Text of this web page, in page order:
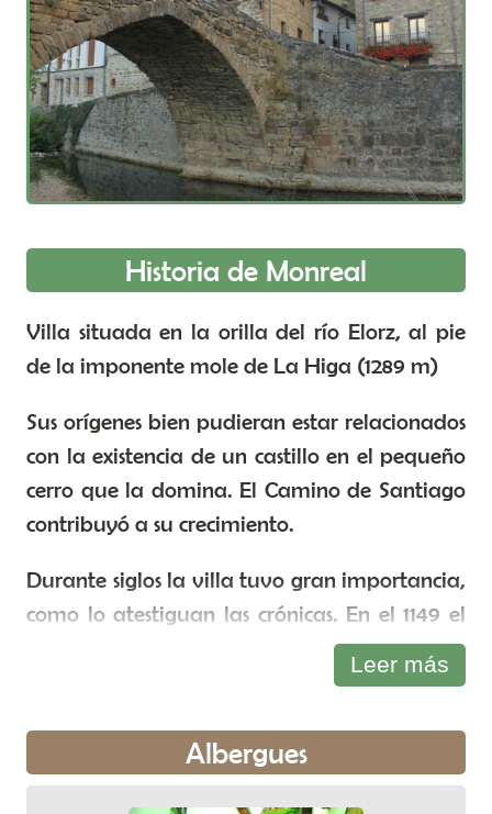
Historia de Monreal
Villa situada en la orilla del río Elorz, al pie
de la imponente mole de La Higa (1289 m)
Sus orígenes bien pudieran estar relacionados
con la existencia de un castillo en el pequeño
cerro que la domina. El Camino de Santiago
contribuyó a su crecimiento.
Durante siglos la villa tuvo gran importancia,
como lo atestiguan las crónicas. En el 1149 el
rey García Ramírez le concede el fuero de los
francos de Estella. Tuvo asiento y voto en las
con un hospital de peregrinos. En Monreal
convivían en diferentes barrios navarros,
Leer más
Albergues